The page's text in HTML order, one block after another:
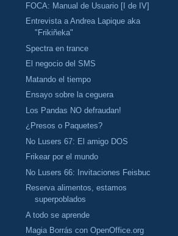
FOCA: Manual de Usuario [I de IV]
Entrevista a Andrea Lapique aka
"Frikiñeka"
Spectra en trance
El negocio del SMS
Matando el tiempo
Ensayo sobre la ceguera
Los Pandas NO defraudan!
¿Presos o Paquetes?
No Lusers 67: El amigo DOS
Frikear por el mundo
No Lusers 66: Invitaciones Feisbuc
Reserva alimentos, estamos
superpoblados
A todo se aprende
Magia Borrás con OpenOffice.org